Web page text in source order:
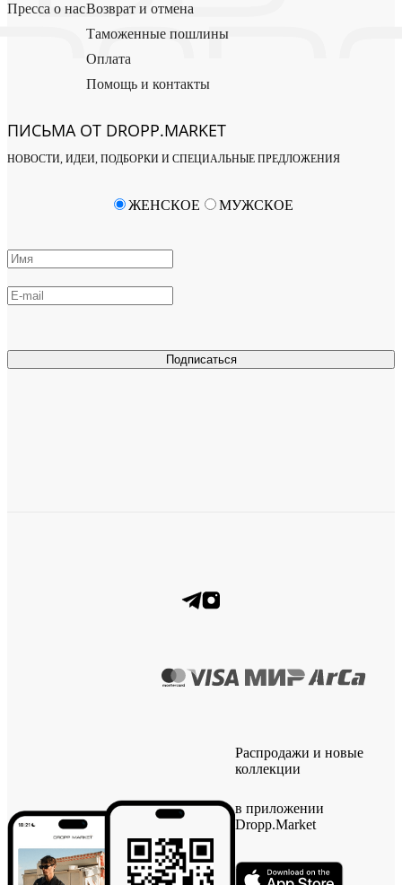
Пресса о насВозврат и отмена
Таможенные пошлины
Оплата
Помощь и контакты
ПИСЬМА ОТ DROPP.MARKET
НОВОСТИ, ИДЕИ, ПОДБОРКИ И СПЕЦИАЛЬНЫЕ ПРЕДЛОЖЕНИЯ
Подписаться
ЖЕНСКОЕ МУЖСКОЕ
Распродажи и новые
коллекции
в приложении
Dropp.Market